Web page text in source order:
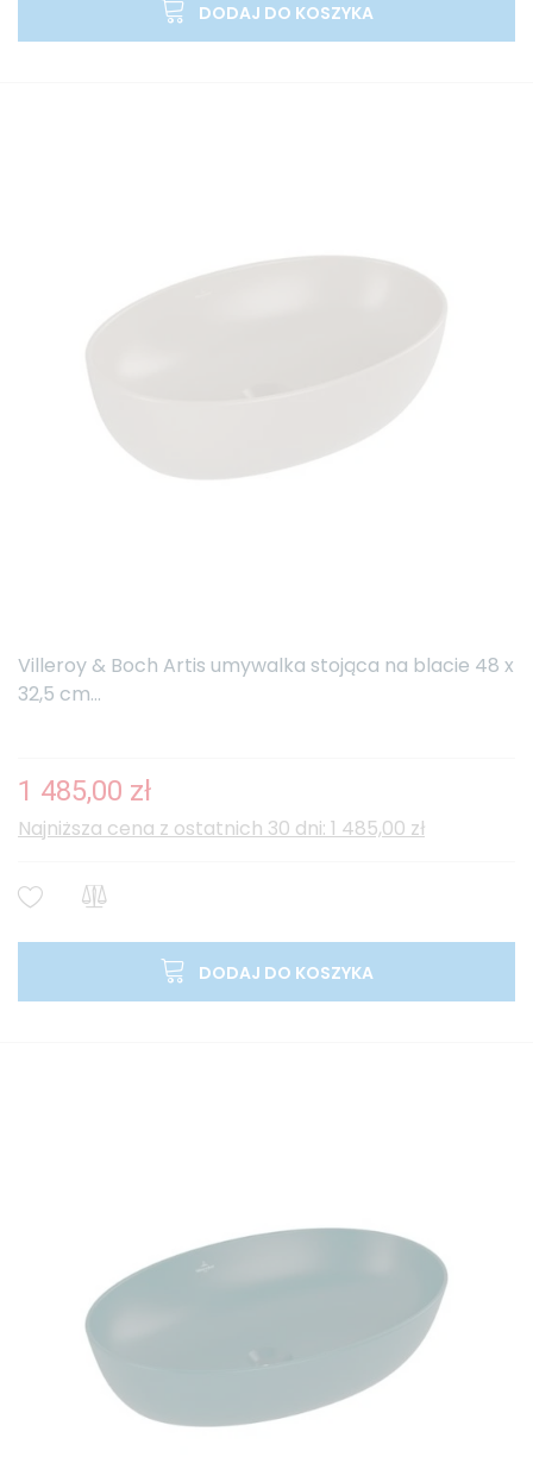
DODAJ DO KOSZYKA
Villeroy & Boch Artis umywalka stojąca na blacie 48 x
32,5 cm...
1 485,00 zł
Najniższa cena z ostatnich 30 dni: 1 485,00 zł
DODAJ DO KOSZYKA